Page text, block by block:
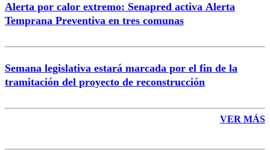
Alerta por calor extremo: Senapred activa Alerta
Temprana Preventiva en tres comunas
Semana legislativa estará marcada por el fin de la
tramitación del proyecto de reconstrucción
VER MÁS